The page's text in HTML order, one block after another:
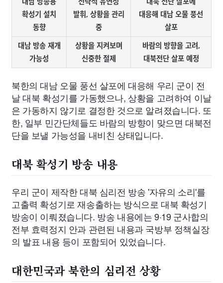
확성기 설치
동향
발휘, 상황을 관리
중
대응해 대남 오물 풍선
살포
대남 방송 재개
가능성
상황을 지켜보며
신중한 절제
바람의 방향을 고려,
대북전단 살포 예정
북한의 대남 오물 풍선 살포에 대응해 우리 군이 전
날 대북 확성기를 가동했으나, 상황을 고려하여 이날
은 가동하지 않기로 결정한 것으로 알려졌습니다. 또
한, 일부 민간단체들도 바람의 방향이 맞으면 대북전
단을 보낼 가능성을 내비친 상태입니다.
대북 확성기 방송 내용
우리 군이 제작한 대북 심리전 방송 '자유의 소리'를
고출력 확성기로 재송출하는 방식으로 대북 확성기
방송이 이뤄졌습니다. 방송 내용에는 9·19 군사합의
전부 효력정지 안과 관련된 내용과 국방부 정책실장
의 발표 내용 등이 포함되어 있었습니다.
대한민국과 북한의 심리전 상황